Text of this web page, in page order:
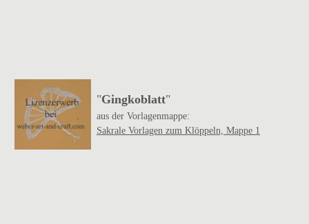
"Gingkoblatt"
aus der Vorlagenmappe:
Sakrale Vorlagen zum Klöppeln, Mappe 1